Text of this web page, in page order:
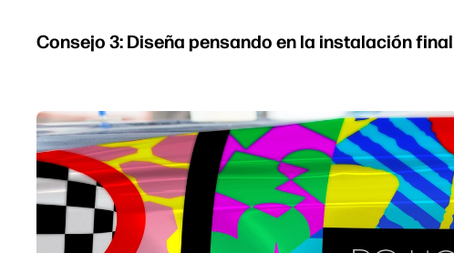
Consejo 3: Diseña pensando en la instalación final